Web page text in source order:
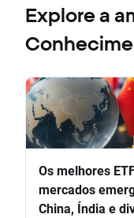
Explore a
Os melhores
mercados
China, Índia e